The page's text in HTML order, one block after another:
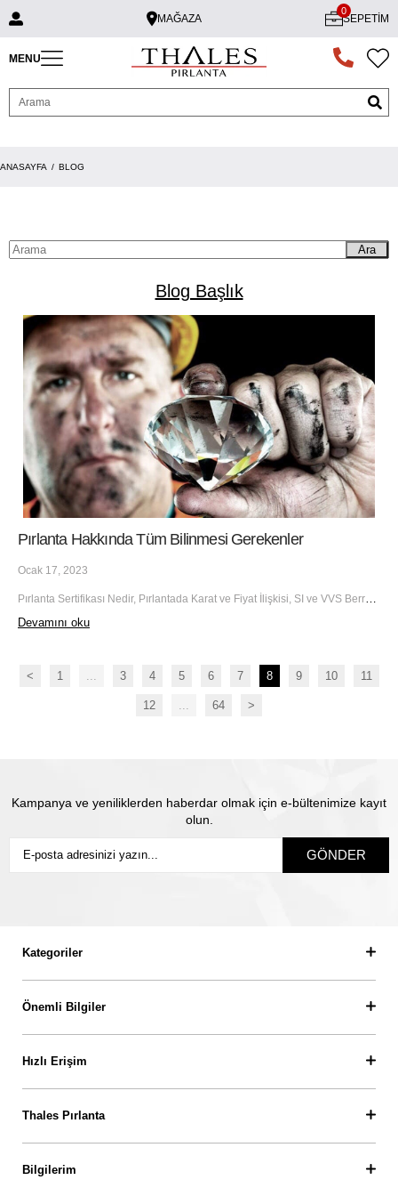
MAĞAZA SEPETIM
0
MENU
ANASAYFA BLOG
Ara
Blog Başlık
Pırlanta Hakkında Tüm Bilinmesi Gerekenler
Ocak 17, 2023
Devamını oku
< 1 3 4 5 6 7 8 9 10 11
12 64 >
Kampanya ve yeniliklerden haberdar olmak için e-bültenimize kayıt
olun.
GÖNDER
Kategoriler
Önemli Bilgiler
Hızlı Erişim
Thales Pırlanta
Bilgilerim